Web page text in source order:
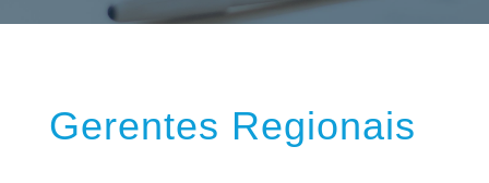
Gerentes Regionais